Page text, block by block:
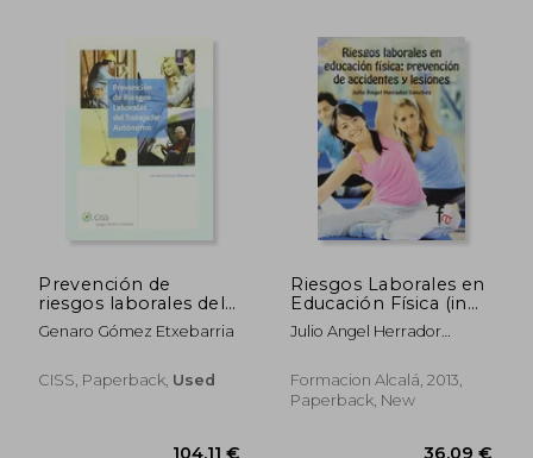
155,71 €
Prevención de
riesgos laborales del
trabajador autónomo
(in Spanish)
Genaro Gómez Etxebarria
CISS, Paperback, Used
Riesgos Laborales en
Educación Física (in
Spanish)
Julio Angel Herrador
Formacion Alcalá, 2013,
Paperback, New